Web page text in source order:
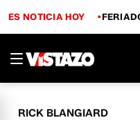
ES NOTICIA HOY
RICK BLANGIARD